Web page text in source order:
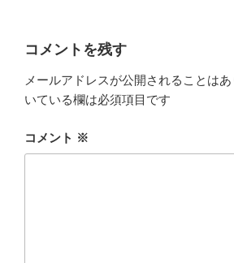
コメントを残す
メールアドレスが公開されることはあ
いている欄は必須項目です
コメント ※